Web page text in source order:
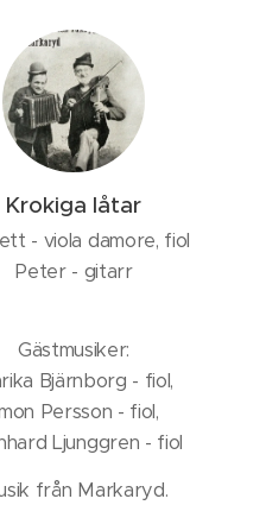
Krokiga låtar
- viola damore, fiol
Peter - gitarr
Gästmusiker:
Bjärnborg - fiol,
Persson - fiol,
Ljunggren - fiol
från Markaryd.